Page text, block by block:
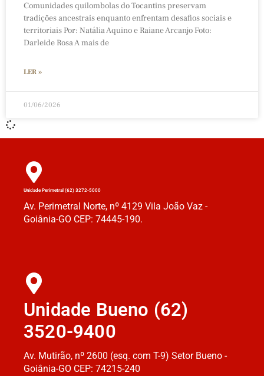
Comunidades quilombolas do Tocantins preservam
tradições ancestrais enquanto enfrentam desafios sociais e
territoriais Por: Natália Aquino e Raiane Arcanjo Foto:
Darleide Rosa A mais de
LER »
01/06/2026
Unidade Perimetral (62) 3272-5000
Av. Perimetral Norte, nº 4129 Vila João Vaz -
Goiânia-GO CEP: 74445-190.
Unidade Bueno (62)
3520-9400
Av. Mutirão, nº 2600 (esq. com T-9) Setor Bueno -
Goiânia-GO CEP: 74215-240